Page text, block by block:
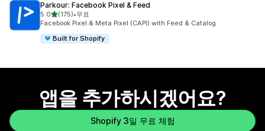
Parkour: Facebook Pixel & Feed
5.0별 5개 중
(175)
총 리뷰 175개
•무료
Facebook Pixel & Meta Pixel (CAPI) with Feed & Catalog
Built for Shopify
앱을 추가하시겠어요?
Shopify 3일 무료 체험